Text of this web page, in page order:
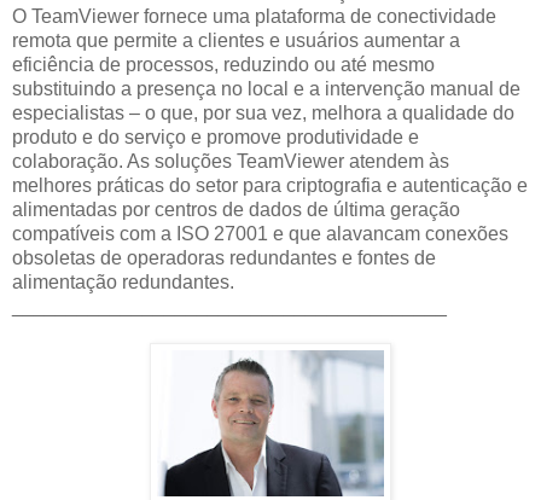
O TeamViewer fornece uma plataforma de conectividade
remota que permite a clientes e usuários aumentar a
eficiência de processos, reduzindo ou até mesmo
substituindo a presença no local e a intervenção manual de
especialistas – o que, por sua vez, melhora a qualidade do
produto e do serviço e promove produtividade e
colaboração. As soluções TeamViewer atendem às
melhores práticas do setor para criptografia e autenticação e
alimentadas por centros de dados de última geração
compatíveis com a ISO 27001 e que alavancam conexões
obsoletas de operadoras redundantes e fontes de
alimentação redundantes.